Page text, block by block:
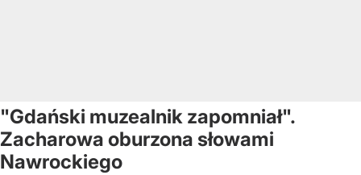
"Gdański muzealnik zapomniał".
Zacharowa oburzona słowami
Nawrockiego